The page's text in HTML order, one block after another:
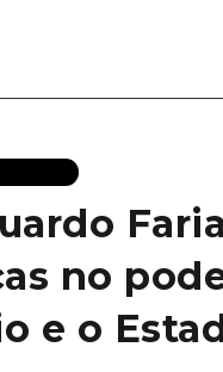
no
e o